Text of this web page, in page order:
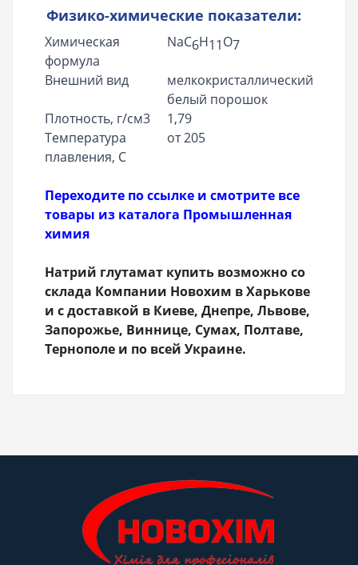
Физико-химические показатели:
Химическая
формула
NaC6H11O7
Внешний вид
мелкокристаллический
белый порошок
Плотность, г/см3
1,79
Температура
плавления, С
от 205
Переходите по ссылке и смотрите все
товары из каталога Промышленная
химия
Натрий глутамат купить возможно со
склада Компании Новохим в Харькове
и с доставкой в Киеве, Днепре, Львове,
Запорожье, Виннице, Сумах, Полтаве,
Тернополе и по всей Украине.